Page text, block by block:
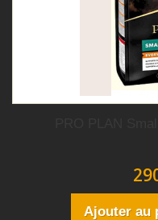
Ajouter au